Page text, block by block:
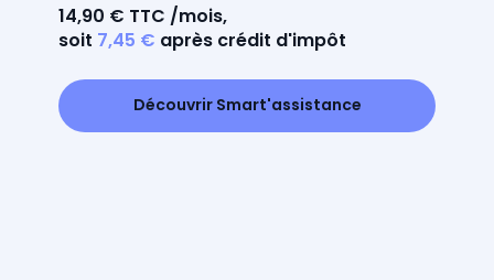
14,90 € TTC /mois,
soit 7,45 € après crédit d'impôt
Découvrir Smart'assistance